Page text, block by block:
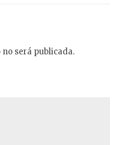
será publicada.